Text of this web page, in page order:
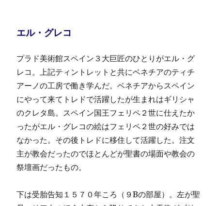
エル・グレコ
プラド美術館スペイン３大巨匠のひとりがエル・グ
レコ。上記ティントレットと共にベネチアのティチ
アーノの工房で働き学んだ。ベネチアからスペイン
にやって来てトレドで活躍したが生まれはギリシャ
のクレタ島。スペイン国王フェリペ２世に仕えたか
ったがエル・グレコの絵はフェリペ２世の好みでは
なかった。その後トレドに移住して活躍した。注文
主が教会だったのでほとんどが聖書の場面や教会の
祭壇画だったもの。
下は受胎告知１５７０年ころ（９Bの部屋）。左が聖